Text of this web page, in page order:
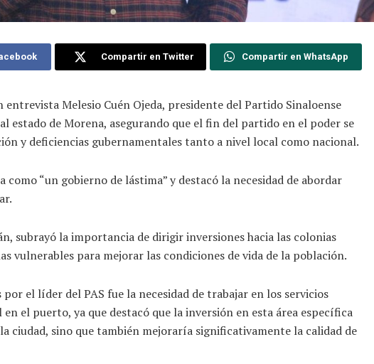
Compartir en Twitter Compartir en WhatsApp
Melesio Cuén Ojeda, presidente del Partido Sinaloense
estado de Morena, asegurando que el fin del partido en el poder se
y deficiencias gubernamentales tanto a nivel local como nacional.
“un gobierno de lástima” y destacó la necesidad de abordar
subrayó la importancia de dirigir inversiones hacia las colonias
vulnerables para mejorar las condiciones de vida de la población.
el líder del PAS fue la necesidad de trabajar en los servicios
el puerto, ya que destacó que la inversión en esta área específica
ciudad, sino que también mejoraría significativamente la calidad de